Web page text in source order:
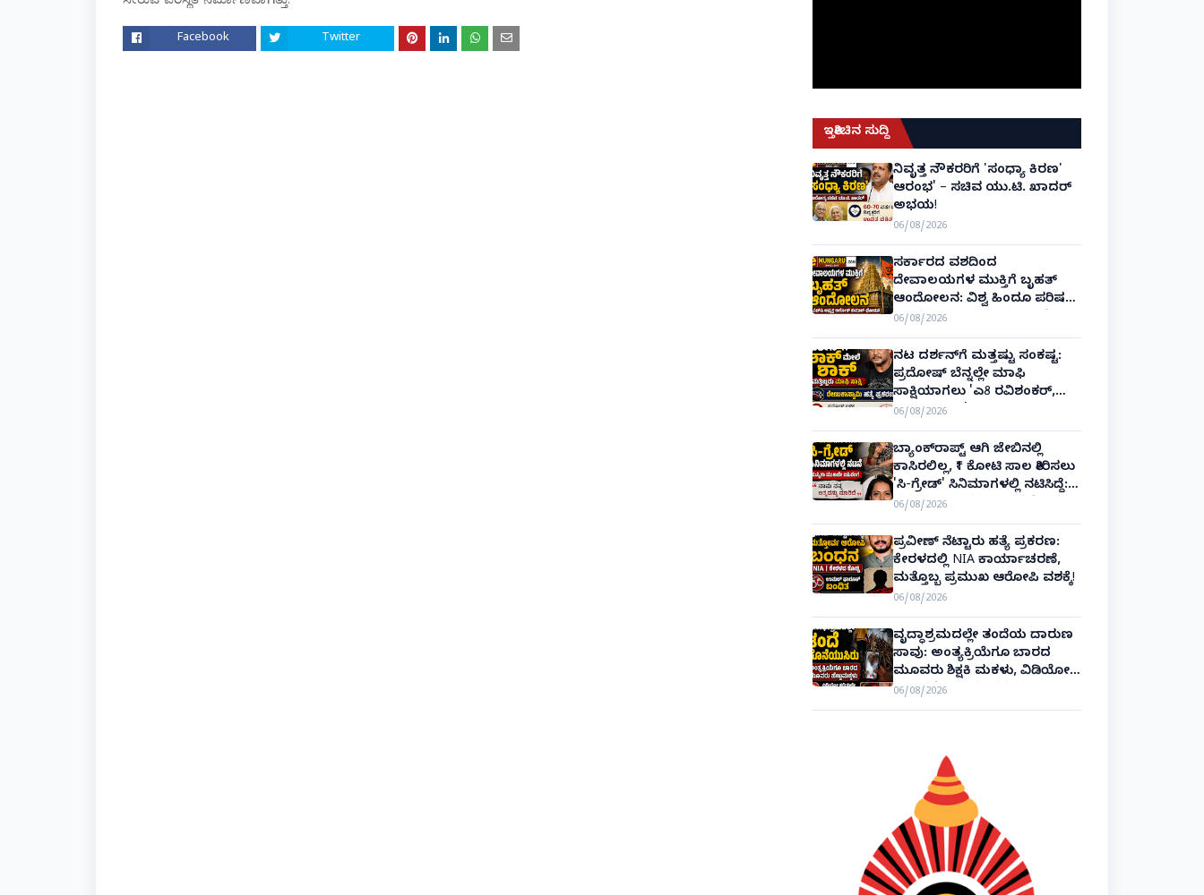
Facebook Twitter
ಇತ್ತೀಚಿನ ಸುದ್ದಿ
ನಿವೃತ್ತ ನೌಕರರಿಗೆ 'ಸಂಧ್ಯಾ ಕಿರಣ'
ಆರಂಭ' – ಸಚಿವ ಯು.ಟಿ. ಖಾದರ್
ಅಭಯ!
06/08/2026
ಸರ್ಕಾರದ ವಶದಿಂದ
ದೇವಾಲಯಗಳ ಮುಕ್ತಿಗೆ ಬೃಹತ್
ಆಂದೋಲನ: ವಿಶ್ವ ಹಿಂದೂ ಪರಿಷತ್
ಅಂತರರಾಷ್ಟ್ರೀಯ ಅಧ್ಯಕ್ಷ ಅಲೋಕ್
ಕುಮಾರ್ ಘೋಷಣೆ!
06/08/2026
ನಟ ದರ್ಶನ್‌ಗೆ ಮತ್ತಷ್ಟು ಸಂಕಷ್ಟ:
ಪ್ರದೋಷ್ ಬೆನ್ನಲ್ಲೇ ಮಾಫಿ
ಸಾಕ್ಷಿಯಾಗಲು 'ಎ8 ರವಿಶಂಕರ್,
ಎ10 ವಿನಯ್' ಅರ್ಜಿ!
06/08/2026
ಬ್ಯಾಂಕ್‌ರಾಪ್ಟ್‌ ಆಗಿ ಜೇಬಿನಲ್ಲಿ
ಕಾಸಿರಲಿಲ್ಲ, ₹1 ಕೋಟಿ ಸಾಲ ತೀರಿಸಲು
'ಸಿ-ಗ್ರೇಡ್' ಸಿನಿಮಾಗಳಲ್ಲಿ ನಟಿಸಿದ್ದೆ:
ನಟಿ ಸುಸ್ಮಿತಾ ಮುಖರ್ಜಿ ಕಣ್ಣೀರಿನ
ಹಣೆಬರಹ!
06/08/2026
ಪ್ರವೀಣ್ ನೆಟ್ಟಾರು ಹತ್ಯೆ ಪ್ರಕರಣ:
ಕೇರಳದಲ್ಲಿ NIA ಕಾರ್ಯಾಚರಣೆ,
ಮತ್ತೊಬ್ಬ ಪ್ರಮುಖ ಆರೋಪಿ ವಶಕ್ಕೆ!
06/08/2026
ವೃದ್ಧಾಶ್ರಮದಲ್ಲೇ ತಂದೆಯ ದಾರುಣ
ಸಾವು: ಅಂತ್ಯಕ್ರಿಯೆಗೂ ಬಾರದ
ಮೂವರು ಶಿಕ್ಷಕಿ ಮಕಳು, ವಿಡಿಯೋ
ಕಾಲಿನಲ್ಲೇ ಅಂತಿಮ ದರ್ಶನ!
06/08/2026